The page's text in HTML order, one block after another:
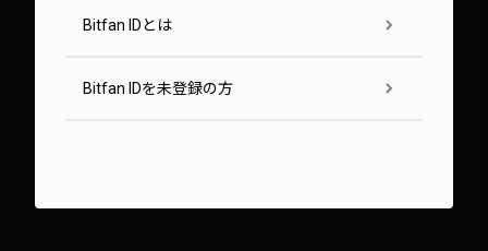
Bitfan IDとは
Bitfan IDを未登録の方